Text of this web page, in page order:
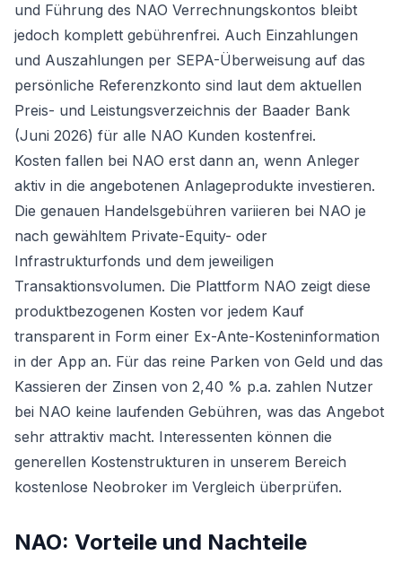
und Führung des NAO Verrechnungskontos bleibt
jedoch komplett gebührenfrei. Auch Einzahlungen
und Auszahlungen per SEPA-Überweisung auf das
persönliche Referenzkonto sind laut dem aktuellen
Preis- und Leistungsverzeichnis der Baader Bank
(Juni 2026) für alle NAO Kunden kostenfrei.
Kosten fallen bei NAO erst dann an, wenn Anleger
aktiv in die angebotenen Anlageprodukte investieren.
Die genauen Handelsgebühren variieren bei NAO je
nach gewähltem Private-Equity- oder
Infrastrukturfonds und dem jeweiligen
Transaktionsvolumen. Die Plattform NAO zeigt diese
produktbezogenen Kosten vor jedem Kauf
transparent in Form einer Ex-Ante-Kosteninformation
in der App an. Für das reine Parken von Geld und das
Kassieren der Zinsen von 2,40 % p.a. zahlen Nutzer
bei NAO keine laufenden Gebühren, was das Angebot
sehr attraktiv macht. Interessenten können die
generellen Kostenstrukturen in unserem Bereich
kostenlose Neobroker im Vergleich überprüfen.
NAO: Vorteile und Nachteile